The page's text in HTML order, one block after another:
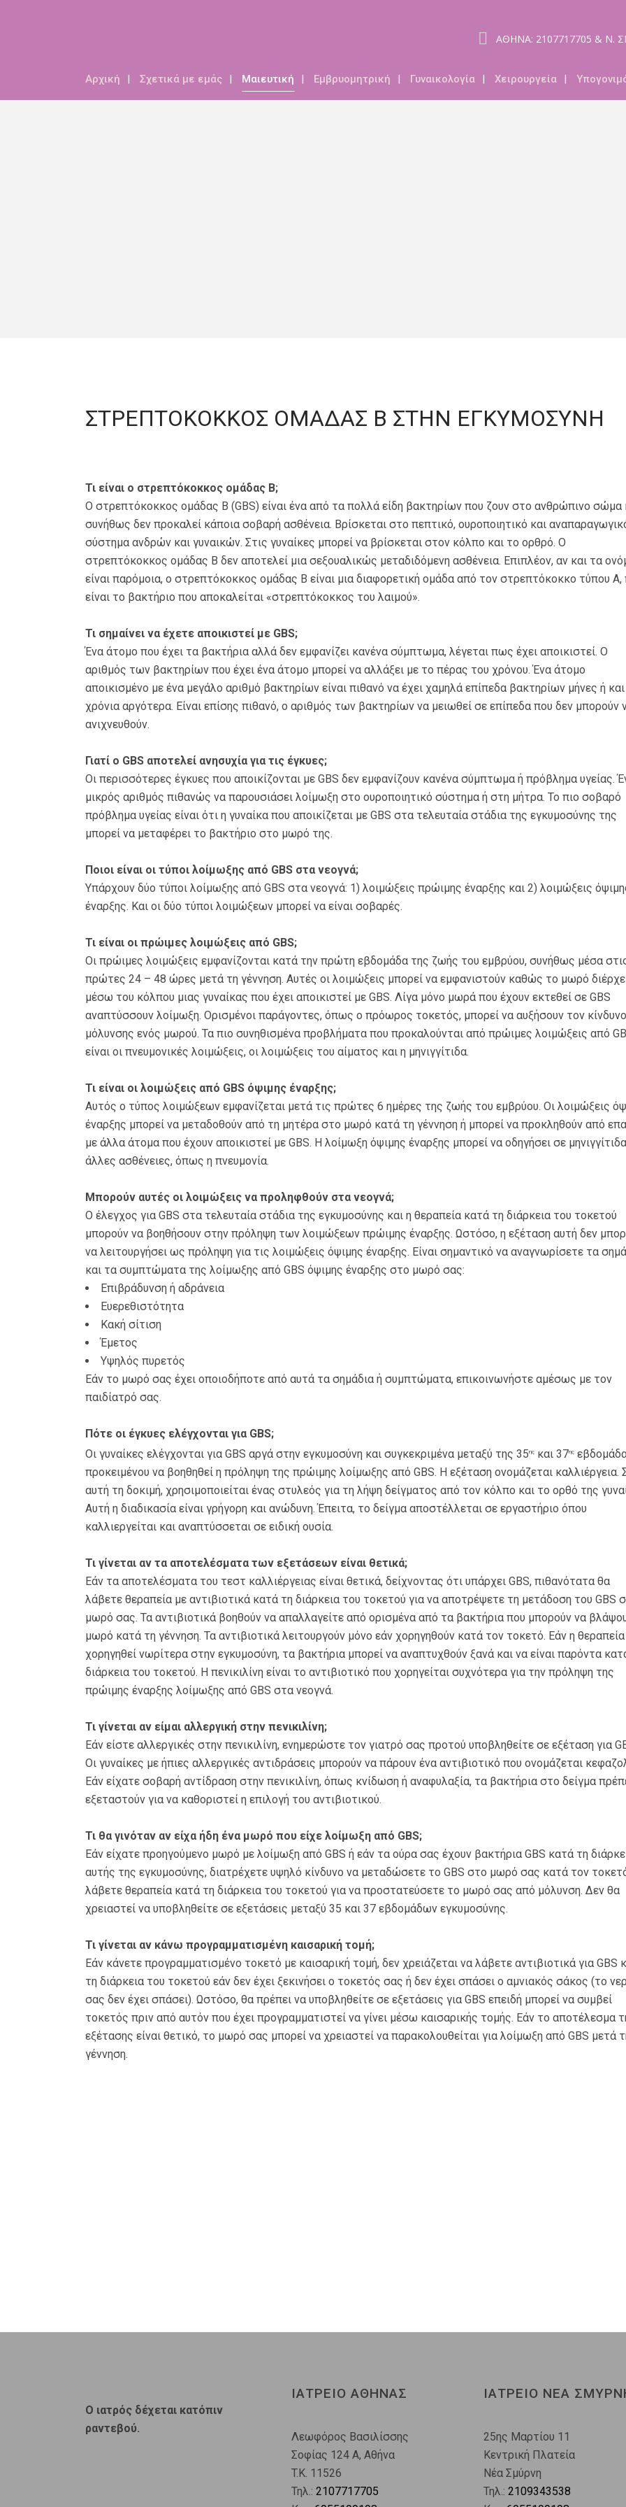
ΑΘΗΝΑ: 2107717705 & Ν.
Αρχική Σχετικά με εμάς Μαιευτική Εμβρυομητρική Γυναικολογία Χειρουργεία
ΣΤΡΕΠΤΟΚΟΚΚΟΣ ΟΜΑΔΑΣ Β ΣΤΗΝ ΕΓΚΥΜΟΣΥΝΗ
Τι είναι ο στρεπτόκοκκος ομάδας Β;
Ο στρεπτόκοκκος ομάδας Β (GBS) είναι ένα από τα πολλά είδη βακτηρίων που ζουν στο ανθρώπινο σώμα
συνήθως δεν προκαλεί κάποια σοβαρή ασθένεια. Βρίσκεται στο πεπτικό, ουροποιητικό και
σύστημα ανδρών και γυναικών. Στις γυναίκες μπορεί να βρίσκεται στον κόλπο και το ορθρό. Ο
στρεπτόκοκκος ομάδας Β δεν αποτελεί μια σεξουαλικώς μεταδιδόμενη ασθένεια. Επιπλέον, αν και τα
είναι παρόμοια, ο στρεπτόκοκκος ομάδας Β είναι μια διαφορετική ομάδα από τον στρεπτόκοκκο τύπου Α,
είναι το βακτήριο που αποκαλείται «στρεπτόκοκκος του λαιμού».
Τι σημαίνει να έχετε αποικιστεί με GBS;
Ένα άτομο που έχει τα βακτήρια αλλά δεν εμφανίζει κανένα σύμπτωμα, λέγεται πως έχει αποικιστεί. Ο
αριθμός των βακτηρίων που έχει ένα άτομο μπορεί να αλλάξει με το πέρας του χρόνου. Ένα άτομο
αποικισμένο με ένα μεγάλο αριθμό βακτηρίων είναι πιθανό να έχει χαμηλά επίπεδα βακτηρίων μήνες ή και
χρόνια αργότερα. Είναι επίσης πιθανό, ο αριθμός των βακτηρίων να μειωθεί σε επίπεδα που δεν μπορούν
ανιχνευθούν.
Γιατί ο GBS αποτελεί ανησυχία για τις έγκυες;
Οι περισσότερες έγκυες που αποικίζονται με GBS δεν εμφανίζουν κανένα σύμπτωμα ή πρόβλημα υγείας.
μικρός αριθμός πιθανώς να παρουσιάσει λοίμωξη στο ουροποιητικό σύστημα ή στη μήτρα. Το πιο σοβαρό
πρόβλημα υγείας είναι ότι η γυναίκα που αποικίζεται με GBS στα τελευταία στάδια της εγκυμοσύνης της
μπορεί να μεταφέρει το βακτήριο στο μωρό της.
Ποιοι είναι οι τύποι λοίμωξης από GBS στα νεογνά;
Υπάρχουν δύο τύποι λοίμωξης από GBS στα νεογνά: 1) λοιμώξεις πρώιμης έναρξης και 2) λοιμώξεις
έναρξης. Και οι δύο τύποι λοιμώξεων μπορεί να είναι σοβαρές.
Τι είναι οι πρώιμες λοιμώξεις από GBS;
Οι πρώιμες λοιμώξεις εμφανίζονται κατά την πρώτη εβδομάδα της ζωής του εμβρύου, συνήθως μέσα
πρώτες 24 – 48 ώρες μετά τη γέννηση. Αυτές οι λοιμώξεις μπορεί να εμφανιστούν καθώς το μωρό
μέσω του κόλπου μιας γυναίκας που έχει αποικιστεί με GBS. Λίγα μόνο μωρά που έχουν εκτεθεί σε GBS
αναπτύσσουν λοίμωξη. Ορισμένοι παράγοντες, όπως ο πρόωρος τοκετός, μπορεί να αυξήσουν τον κίνδυνο
μόλυνσης ενός μωρού. Τα πιο συνηθισμένα προβλήματα που προκαλούνται από πρώιμες λοιμώξεις από
είναι οι πνευμονικές λοιμώξεις, οι λοιμώξεις του αίματος και η μηνιγγίτιδα.
Τι είναι οι λοιμώξεις από GBS όψιμης έναρξης;
Αυτός ο τύπος λοιμώξεων εμφανίζεται μετά τις πρώτες 6 ημέρες της ζωής του εμβρύου. Οι λοιμώξεις
έναρξης μπορεί να μεταδοθούν από τη μητέρα στο μωρό κατά τη γέννηση ή μπορεί να προκληθούν από
με άλλα άτομα που έχουν αποικιστεί με GBS. Η λοίμωξη όψιμης έναρξης μπορεί να οδηγήσει σε
άλλες ασθένειες, όπως η πνευμονία.
Μπορούν αυτές οι λοιμώξεις να προληφθούν στα νεογνά;
Ο έλεγχος για GBS στα τελευταία στάδια της εγκυμοσύνης και η θεραπεία κατά τη διάρκεια του τοκετού
μπορούν να βοηθήσουν στην πρόληψη των λοιμώξεων πρώιμης έναρξης. Ωστόσο, η εξέταση αυτή δεν
να λειτουργήσει ως πρόληψη για τις λοιμώξεις όψιμης έναρξης. Είναι σημαντικό να αναγνωρίσετε τα
και τα συμπτώματα της λοίμωξης από GBS όψιμης έναρξης στο μωρό σας:
Επιβράδυνση ή αδράνεια
Ευερεθιστότητα
Κακή σίτιση
Έμετος
Υψηλός πυρετός
Εάν το μωρό σας έχει οποιοδήποτε από αυτά τα σημάδια ή συμπτώματα, επικοινωνήστε αμέσως με τον
παιδίατρό σας.
Πότε οι έγκυες ελέγχονται για GBS;
Οι γυναίκες ελέγχονται για GBS αργά στην εγκυμοσύνη και συγκεκριμένα μεταξύ της 35ης και 37ης
προκειμένου να βοηθηθεί η πρόληψη της πρώιμης λοίμωξης από GBS. Η εξέταση ονομάζεται καλλιέργεια.
αυτή τη δοκιμή, χρησιμοποιείται ένας στυλεός για τη λήψη δείγματος από τον κόλπο και το ορθό της
Αυτή η διαδικασία είναι γρήγορη και ανώδυνη. Έπειτα, το δείγμα αποστέλλεται σε εργαστήριο όπου
καλλιεργείται και αναπτύσσεται σε ειδική ουσία.
Τι γίνεται αν τα αποτελέσματα των εξετάσεων είναι θετικά;
Εάν τα αποτελέσματα του τεστ καλλιέργειας είναι θετικά, δείχνοντας ότι υπάρχει GBS, πιθανότατα θα
λάβετε θεραπεία με αντιβιοτικά κατά τη διάρκεια του τοκετού για να αποτρέψετε τη μετάδοση του GBS
μωρό σας. Τα αντιβιοτικά βοηθούν να απαλλαγείτε από ορισμένα από τα βακτήρια που μπορούν να
μωρό κατά τη γέννηση. Τα αντιβιοτικά λειτουργούν μόνο εάν χορηγηθούν κατά τον τοκετό. Εάν η θεραπεία
χορηγηθεί νωρίτερα στην εγκυμοσύνη, τα βακτήρια μπορεί να αναπτυχθούν ξανά και να είναι παρόντα
διάρκεια του τοκετού. Η πενικιλίνη είναι το αντιβιοτικό που χορηγείται συχνότερα για την πρόληψη της
πρώιμης έναρξης λοίμωξης από GBS στα νεογνά.
Τι γίνεται αν είμαι αλλεργική στην πενικιλίνη;
Εάν είστε αλλεργικές στην πενικιλίνη, ενημερώστε τον γιατρό σας προτού υποβληθείτε σε εξέταση για
Οι γυναίκες με ήπιες αλλεργικές αντιδράσεις μπορούν να πάρουν ένα αντιβιοτικό που ονομάζεται
Εάν είχατε σοβαρή αντίδραση στην πενικιλίνη, όπως κνίδωση ή αναφυλαξία, τα βακτήρια στο δείγμα
εξεταστούν για να καθοριστεί η επιλογή του αντιβιοτικού.
Τι θα γινόταν αν είχα ήδη ένα μωρό που είχε λοίμωξη από GBS;
Εάν είχατε προηγούμενο μωρό με λοίμωξη από GBS ή εάν τα ούρα σας έχουν βακτήρια GBS κατά τη
αυτής της εγκυμοσύνης, διατρέχετε υψηλό κίνδυνο να μεταδώσετε το GBS στο μωρό σας κατά τον
λάβετε θεραπεία κατά τη διάρκεια του τοκετού για να προστατεύσετε το μωρό σας από μόλυνση. Δεν θα
χρειαστεί να υποβληθείτε σε εξετάσεις μεταξύ 35 και 37 εβδομάδων εγκυμοσύνης.
Τι γίνεται αν κάνω προγραμματισμένη καισαρική τομή;
Εάν κάνετε προγραμματισμένο τοκετό με καισαρική τομή, δεν χρειάζεται να λάβετε αντιβιοτικά για GBS
τη διάρκεια του τοκετού εάν δεν έχει ξεκινήσει ο τοκετός σας ή δεν έχει σπάσει ο αμνιακός σάκος (το
σας δεν έχει σπάσει). Ωστόσο, θα πρέπει να υποβληθείτε σε εξετάσεις για GBS επειδή μπορεί να συμβεί
τοκετός πριν από αυτόν που έχει προγραμματιστεί να γίνει μέσω καισαρικής τομής. Εάν το αποτέλεσμα
εξέτασης είναι θετικό, το μωρό σας μπορεί να χρειαστεί να παρακολουθείται για λοίμωξη από GBS μετά
γέννηση.
O ιατρός δέχεται κατόπιν
ραντεβού.
ΙΑΤΡΕΙΟ ΑΘΗΝΑΣ
Λεωφόρος Βασιλίσσης
Σοφίας 124 A, Αθήνα
T.K. 11526
Τηλ.: 2107717705
ΙΑΤΡΕΙΟ ΝΕΑ
25ης Μαρτίου 11
Κεντρική Πλατεία
Νέα Σμύρνη
Τηλ.: 2109343538